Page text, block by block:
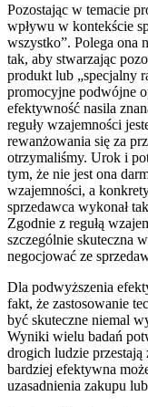
Pozostając w temacie
wpływu w kontekście
wszystko”. Polega ona
tak, aby stwarzając
produkt lub „specjalny
promocyjne podwójne
efektywność nasila
reguły wzajemności
rewanżowania się za
otrzymaliśmy. Urok i
tym, że nie jest ona
wzajemności, a
sprzedawca wykonał
Zgodnie z regułą
szczególnie skuteczna
negocjować ze
Dla podwyższenia
fakt, że zastosowanie
być skuteczne niemal
Wyniki wielu badań
drogich ludzie
bardziej efektywna
uzasadnienia zakupu